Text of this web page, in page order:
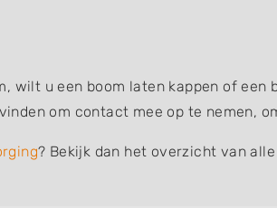
wilt u een boom laten kappen of
om contact mee op te nemen,
? Bekijk dan het overzicht van